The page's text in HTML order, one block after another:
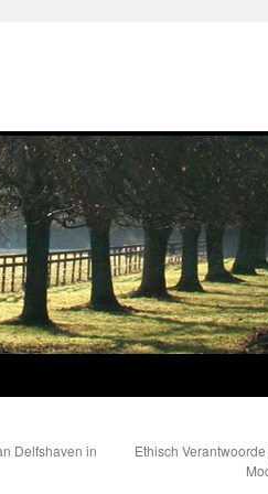
Delfshaven in
Ethisch